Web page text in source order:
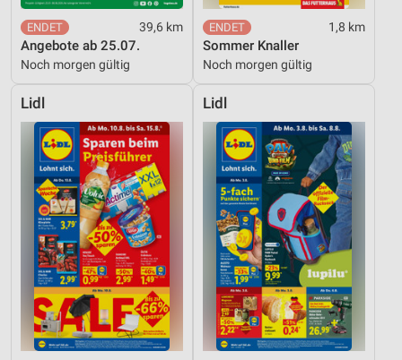
39,6 km
Angebote ab 25.07.
Noch morgen gültig
1,8 km
Sommer Knaller
Noch morgen gültig
Lidl Lidl